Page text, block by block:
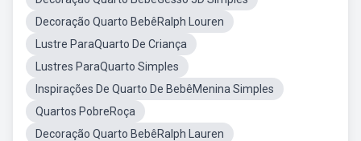
Decoração Quarto BebêRalph Louren
Lustre ParaQuarto De Criança
Lustres ParaQuarto Simples
Inspirações De Quarto De BebêMenina Simples
Quartos PobreRoça
Decoração Quarto BebêRalph Lauren